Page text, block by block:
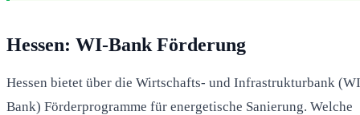
Hessen: WI-Bank Förderung
Hessen bietet über die Wirtschafts- und Infrastrukturbank
Bank) Förderprogramme für energetische Sanierung. Welche